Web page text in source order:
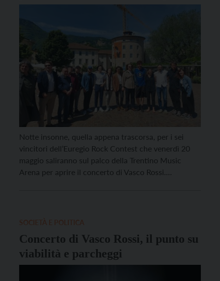
Rock Band Contest
Notte insonne, quella appena trascorsa, per i sei
vincitori dell’Euregio Rock Contest che venerdì 20
maggio saliranno sul palco della Trentino Music
Arena per aprire il concerto di Vasco Rossi.
Concerto di Vasco Rossi, il punto su
viabilità e parcheggi